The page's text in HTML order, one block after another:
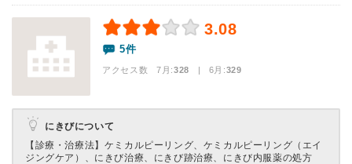
3.08
5件
アクセス数 7月:328 | 6月:329
にきびについて
【診療・治療法】 ケミカルピーリング、ケミカルピーリング（エイ
ジングケア）、にきび治療、にきび跡治療、にきび内服薬の処方